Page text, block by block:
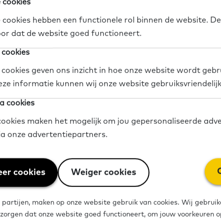
2024 is
Vanaf 28
onderwijs
u
doen
Werken
Op 29
cookies
cookies hebben een functionele rol binnen de website.
dat de website goed functioneert.
geven ons inzicht in hoe onze website wordt
informatie kunnen wij onze website
cookies
maken het mogelijk om jou gepersonaliseerde
onze advertentiepartners.
cookies Weiger cookies
maken op onze website gebruik van cookies. Wij
dat onze website goed functioneert, om jouw voorkeuren